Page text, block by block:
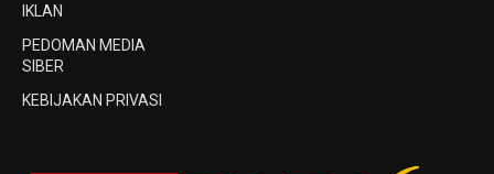
IKLAN
PEDOMAN MEDIA
SIBER
KEBIJAKAN PRIVASI